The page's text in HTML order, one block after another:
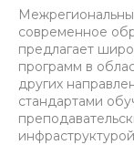
современное
предлагает
программ в
других
стандартами